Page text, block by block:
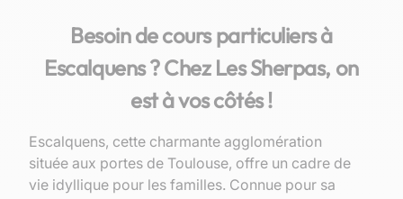
Besoin de cours particuliers à
Escalquens ? Chez Les Sherpas, on
est à vos côtés !
Escalquens, cette charmante agglomération
située aux portes de Toulouse, offre un cadre de
vie idyllique pour les familles. Connue pour sa